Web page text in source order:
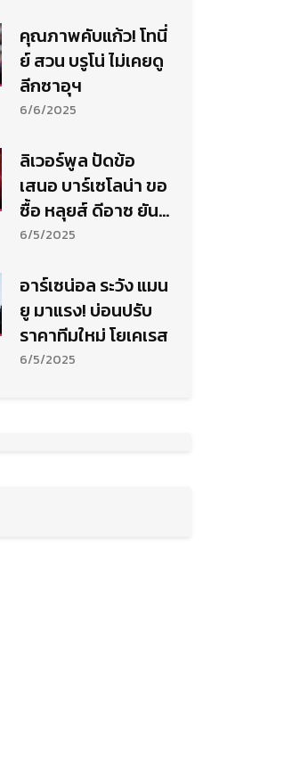
คุณภาพคับแก้ว! โทนี่
ย์ สวน บรูโน่ ไม่เคยดู
ลีกซาอุฯ
6/6/2025
ลิเวอร์พูล ปัดข้อ
เสนอ บาร์เซโลน่า ขอ
ซื้อ หลุยส์ ดีอาซ ยัน
ไม่ขายซัมเมอร์นี้
6/5/2025
อาร์เซน่อล ระวัง แมน
ยู มาแรง! บ่อนปรับ
ราคาทีมใหม่ โยเคเรส
6/5/2025